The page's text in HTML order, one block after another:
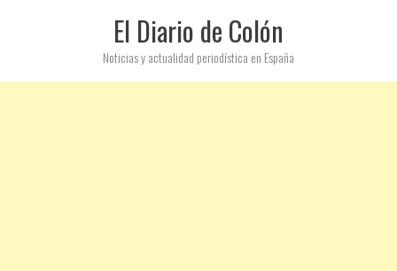
El Diario de Colón
Noticias y actualidad periodística en España